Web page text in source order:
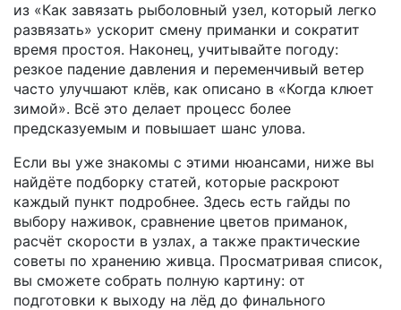
из «Как завязать рыболовный узел, который легко
развязать» ускорит смену приманки и сократит
время простоя. Наконец, учитывайте погоду:
резкое падение давления и переменчивый ветер
часто улучшают клёв, как описано в «Когда клюет
зимой». Всё это делает процесс более
предсказуемым и повышает шанс улова.
Если вы уже знакомы с этими нюансами, ниже вы
найдёте подборку статей, которые раскроют
каждый пункт подробнее. Здесь есть гайды по
выбору наживок, сравнение цветов приманок,
расчёт скорости в узлах, а также практические
советы по хранению живца. Просматривая список,
вы сможете собрать полную картину: от
подготовки к выходу на лёд до финального